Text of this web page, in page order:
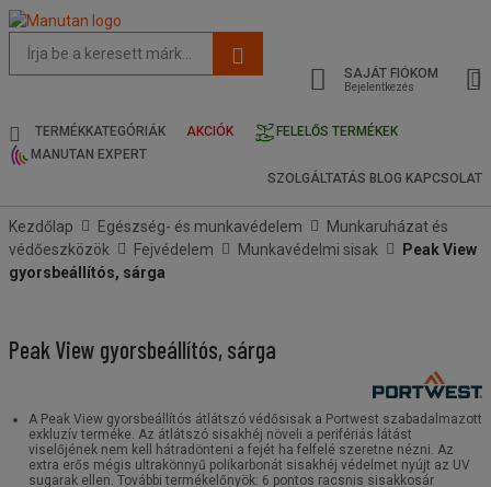
oldal
és
keresési
SAJÁT FIÓKOM
Bejelentkezés
TERMÉKKATEGÓRIÁK AKCIÓK
FELELŐS TERMÉKEK
MANUTAN EXPERT
SZOLGÁLTATÁS BLOG KAPCSOLAT
Kezdőlap Egészség- és munkavédelem
Munkaruházat és
védőeszközök
Fejvédelem Munkavédelmi sisak
Peak View
gyorsbeállítós, sárga
Peak View gyorsbeállítós, sárga
A Peak View gyorsbeállítós átlátszó védősisak a Portwest szabadalmazott
exkluzív terméke. Az átlátszó sisakhéj növeli a perifériás látást
viselőjének nem kell hátradönteni a fejét ha felfelé szeretne nézni. Az
extra erős mégis ultrakönnyű polikarbonát sisakhéj védelmet nyújt az UV
sugarak ellen. További termékelőnyök: 6 pontos racsnis sisakkosár